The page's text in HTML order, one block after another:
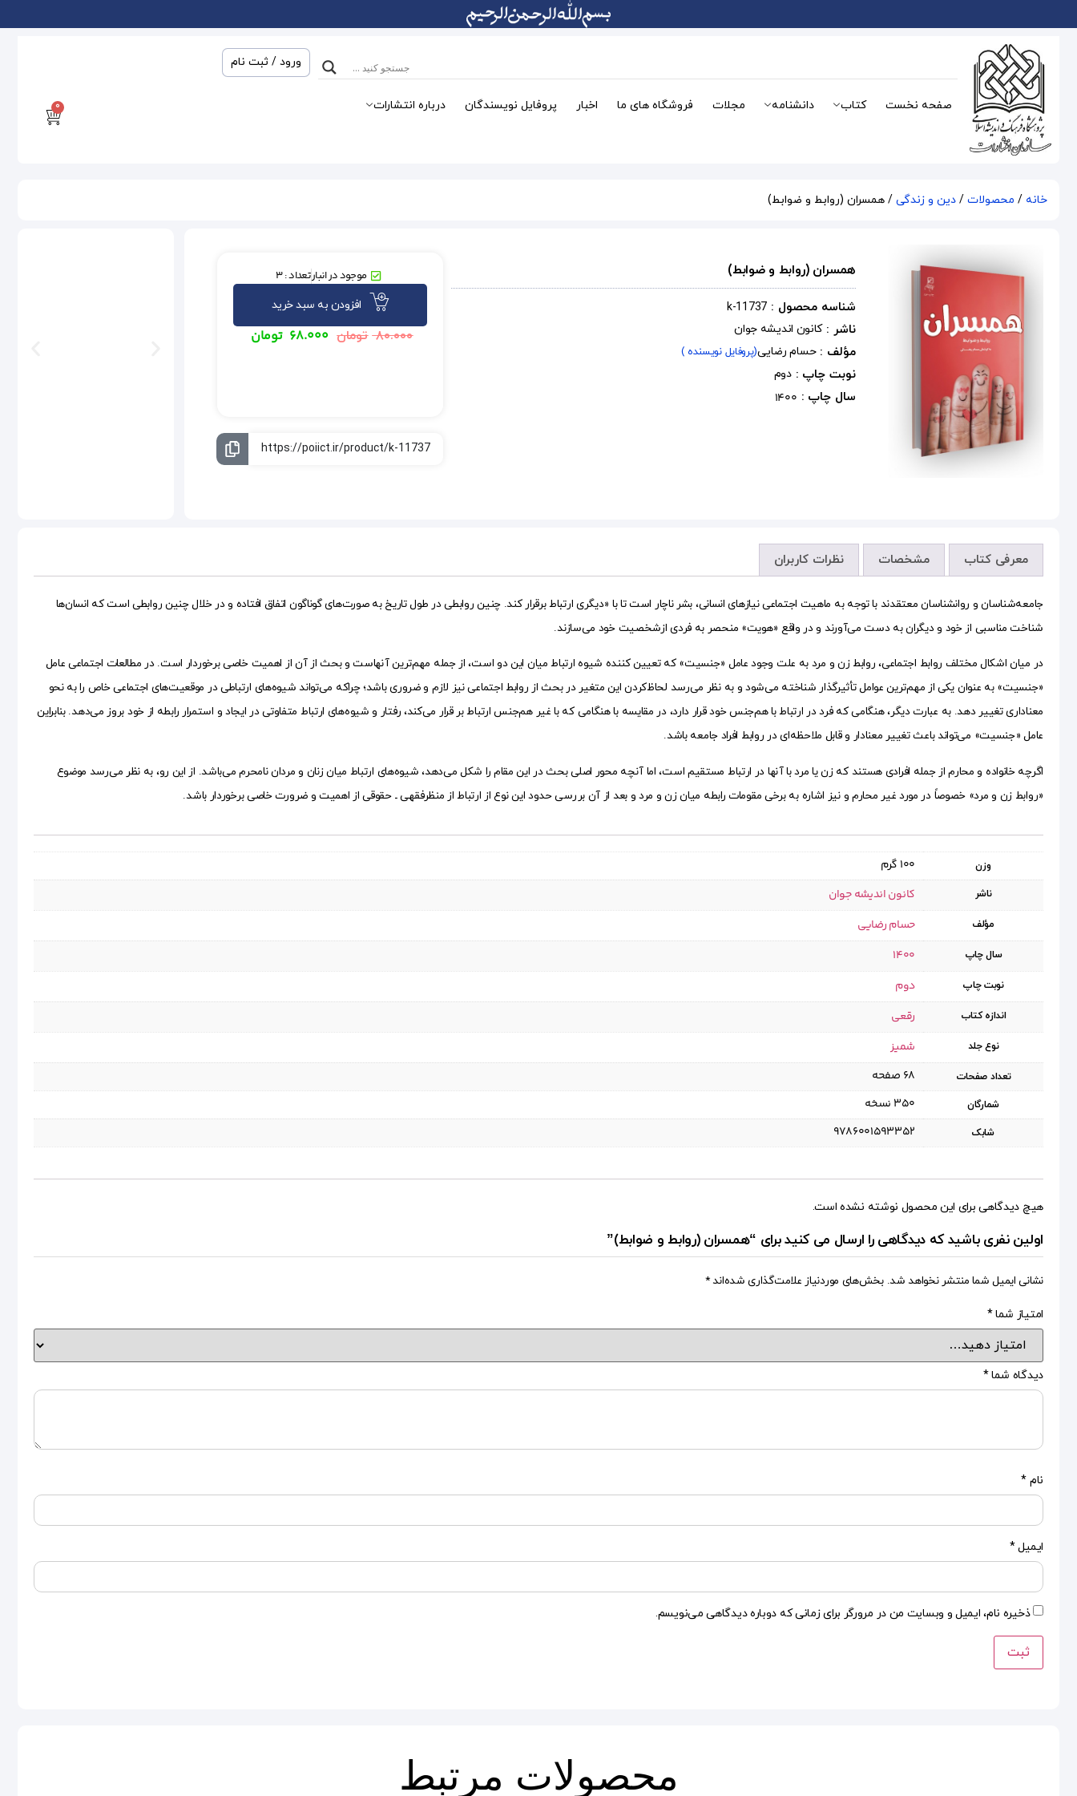
ورود / ثبت نام
صفحه نخست کتاب دانشنامه مجلات فروشگاه های ما اخبار پروفایل نویسندگان درباره انتشارات 0
خانه / محصولات / دین و زندگی / همسران (روابط و ضوابط)
همسران (روابط و ضوابط)
شناسه محصول : k-11737
ناشر : کانون اندیشه جوان
مؤلف : حسام رضایی(پروفایل نویسنده )
نوبت چاپ : دوم
سال چاپ : 1400
موجود در انبارتعداد : 3
افزودن به سبد خرید
۸۰.۰۰۰ تومان ۶۸.۰۰۰ تومان
معرفی کتاب مشخصات نظرات کاربران
جامعه‌شناسان و روانشناسان معتقدند با توجه به ماهیت اجتماعی نیازهای انسانی، بشر ناچار است تا با «دیگری ارتباط برقرار کند. چنین روابطی در طول تاریخ به صورت‌های گوناگون اتفاق افتاده و در خلال چنین روابطی است که انسان‌ها
شناخت مناسبی از خود و دیگران به دست می‌آورند و در واقع «هویت» منحصر به فردی ازشخصیت خود می‌سازند.
در میان اشکال مختلف روابط اجتماعی، روابط زن و مرد به علت وجود عامل «جنسیت» که تعیین کننده شیوه ارتباط میان این دو است، از جمله مهم‌ترین آنهاست و بحث از آن از اهمیت خاصی برخوردار است. در مطالعات اجتماعی عامل
«جنسیت» به عنوان یکی از مهم‌ترین عوامل تأثیرگذار شناخته می‌شود و به نظر می‌رسد لحاظ‌کردن این متغیر در بحث از روابط اجتماعی نیز لازم و ضروری باشد؛ چراکه می‌تواند شیوه‌های ارتباطی در موقعیت‌های اجتماعی خاص را به نحو
معناداری تغییر دهد. به عبارت دیگر، هنگامی که فرد در ارتباط با هم‌جنس خود قرار دارد، در مقایسه با هنگامی که با غیر هم‌جنس ارتباط بر قرار می‌کند، رفتار و شیوه‌های ارتباط متفاوتی در ایجاد و استمرار رابطه از خود بروز می‌دهد. بنابراین
عامل «جنسیت» می‌تواند باعث تغییر معنادار و قابل ملاحظه‌ای در روابط افراد جامعه باشد.
اگرچه خانواده و محارم از جمله افرادی هستند که زن یا مرد با آنها در ارتباط مستقیم است، اما آنچه محور اصلی بحث در این مقام را شکل می‌دهد، شیوه‌های ارتباط میان زنان و مردان نامحرم می‌باشد. از این رو، به نظر می‌رسد موضوع
«روابط زن و مرد» خصوصاً در مورد غیر محارم و نیز اشاره به برخی مقومات رابطه میان زن و مرد و بعد از آن بررسی حدود این نوع از ارتباط از منظرفقهی ـ حقوقی از اهمیت و ضرورت خاصی برخوردار باشد.
وزن 100 گرم
ناشر کانون اندیشه جوان
مؤلف حسام رضایی
سال چاپ 1400
نوبت چاپ دوم
اندازه کتاب رقعی
نوع جلد شمیز
تعداد صفحات ۶۸ صفحه
شمارگان ۳۵۰ نسخه
شابک 9786001593352
هیچ دیدگاهی برای این محصول نوشته نشده است.
اولین نفری باشید که دیدگاهی را ارسال می کنید برای “همسران (روابط و ضوابط)”
نشانی ایمیل شما منتشر نخواهد شد. بخش‌های موردنیاز علامت‌گذاری شده‌اند*
امتیاز شما*
دیدگاه شما*
نام *
ایمیل*
ذخیره نام، ایمیل و وبسایت من در مرورگر برای زمانی که دوباره دیدگاهی می‌نویسم.
محصولات مرتبط